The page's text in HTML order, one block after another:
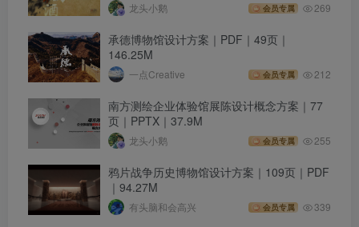
龙头小鹅 会员专属 269
承德博物馆设计方案｜PDF｜49页｜
146.25M
一点Creative 会员专属 212
南方测绘企业体验馆展陈设计概念方案｜77
页｜PPTX｜37.9M
龙头小鹅 会员专属 255
鸦片战争历史博物馆设计方案｜109页｜PDF
｜94.27M
有头脑和会高兴 会员专属 339